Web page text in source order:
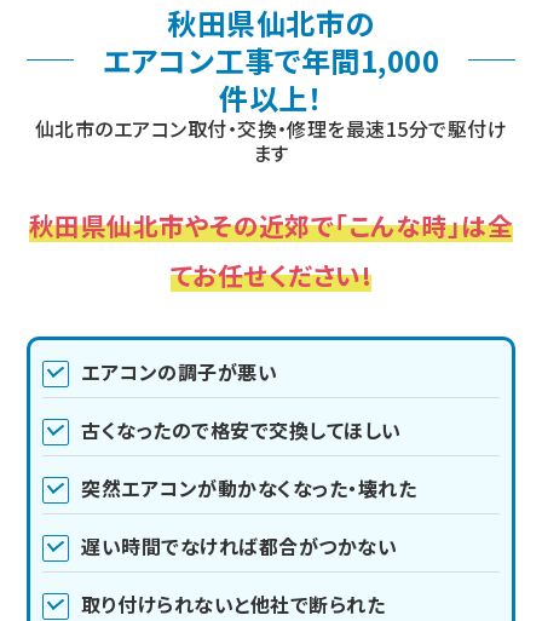
秋田県仙北市の
エアコン工事で年間1,000
件以上！
仙北市のエアコン取付・交換・修理を最速15分で駆付け
ます
秋田県仙北市やその近郊で「こんな時」は全
てお任せください!
エアコンの調子が悪い
古くなったので格安で交換してほしい
突然エアコンが動かなくなった・壊れた
遅い時間でなければ都合がつかない
取り付けられないと他社で断られた